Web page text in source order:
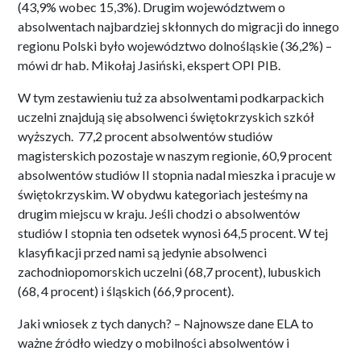
(43,9% wobec 15,3%). Drugim województwem o
absolwentach najbardziej skłonnych do migracji do innego
regionu Polski było województwo dolnośląskie (36,2%) –
mówi dr hab. Mikołaj Jasiński, ekspert OPI PIB.
W tym zestawieniu tuż za absolwentami podkarpackich
uczelni znajdują się absolwenci świętokrzyskich szkół
wyższych. 77,2 procent absolwentów studiów
magisterskich pozostaje w naszym regionie, 60,9 procent
absolwentów studiów II stopnia nadal mieszka i pracuje w
świętokrzyskim. W obydwu kategoriach jesteśmy na
drugim miejscu w kraju. Jeśli chodzi o absolwentów
studiów I stopnia ten odsetek wynosi 64,5 procent. W tej
klasyfikacji przed nami są jedynie absolwenci
zachodniopomorskich uczelni (68,7 procent), lubuskich
(68, 4 procent) i śląskich (66,9 procent).
Jaki wniosek z tych danych? – Najnowsze dane ELA to
ważne źródło wiedzy o mobilności absolwentów i